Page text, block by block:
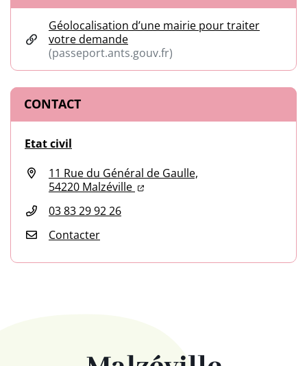
Géolocalisation d’une mairie pour traiter
votre demande
(passeport.ants.gouv.fr)
CONTACT
Etat civil
11 Rue du Général de Gaulle,
54220 Malzéville (ouverture dans un nouvel
(ouverture dans un nouvel
03 83 29 92 26
Contacter